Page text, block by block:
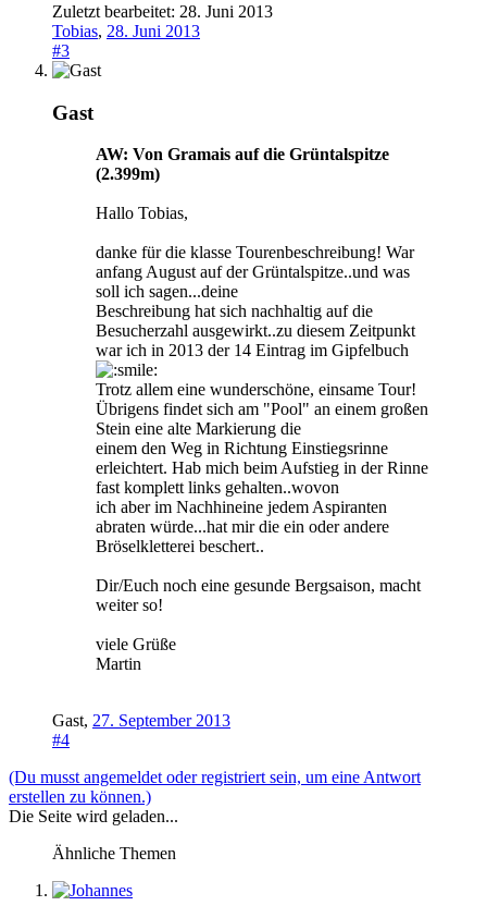
Zuletzt bearbeitet: 28. Juni 2013
Tobias, 28. Juni 2013
#3
Gast
AW: Von Gramais auf die Grüntalspitze
(2.399m)
Hallo Tobias,
danke für die klasse Tourenbeschreibung! War
anfang August auf der Grüntalspitze..und was
soll ich sagen...deine
Beschreibung hat sich nachhaltig auf die
Besucherzahl ausgewirkt..zu diesem Zeitpunkt
war ich in 2013 der 14 Eintrag im Gipfelbuch
Trotz allem eine wunderschöne, einsame Tour!
Übrigens findet sich am "Pool" an einem großen
Stein eine alte Markierung die
einem den Weg in Richtung Einstiegsrinne
erleichtert. Hab mich beim Aufstieg in der Rinne
fast komplett links gehalten..wovon
ich aber im Nachhineine jedem Aspiranten
abraten würde...hat mir die ein oder andere
Bröselkletterei beschert..
Dir/Euch noch eine gesunde Bergsaison, macht
weiter so!
viele Grüße
Martin
Gast, 27. September 2013
#4
(Du musst angemeldet oder registriert sein, um eine Antwort
erstellen zu können.)
Die Seite wird geladen...
Ähnliche Themen